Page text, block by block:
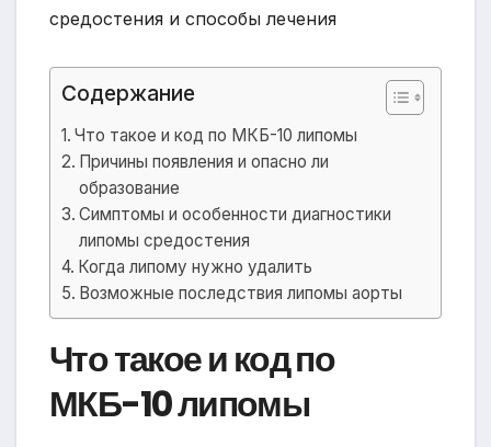
Содержание
Что такое и код по МКБ-10 липомы
Причины появления и опасно ли
образование
Симптомы и особенности диагностики
липомы средостения
Когда липому нужно удалить
Возможные последствия липомы аорты
Что такое и код по
МКБ-10 липомы